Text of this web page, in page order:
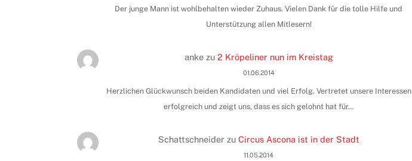
Der junge Mann ist wohlbehalten wieder Zuhaus. Vielen Dank für die tolle Hilfe und
Unterstützung allen Mitlesern!
ankezu 2 Kröpeliner nun im Kreistag
01.06.2014
Herzlichen Glückwunsch beiden Kandidaten und viel Erfolg. Vertretet unsere Interessen
erfolgreich und zeigt uns, dass es sich gelohnt hat für…
Schattschneider zu Circus Ascona ist in der Stadt
11.05.2014